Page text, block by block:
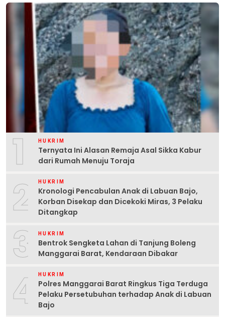
1 HUKRIM
Ternyata Ini Alasan Remaja Asal Sikka Kabur
dari Rumah Menuju Toraja
2 HUKRIM
Kronologi Pencabulan Anak di Labuan Bajo,
Korban Disekap dan Dicekoki Miras, 3 Pelaku
Ditangkap
3 HUKRIM
Bentrok Sengketa Lahan di Tanjung Boleng
Manggarai Barat, Kendaraan Dibakar
4 HUKRIM
Polres Manggarai Barat Ringkus Tiga Terduga
Pelaku Persetubuhan terhadap Anak di Labuan
Bajo